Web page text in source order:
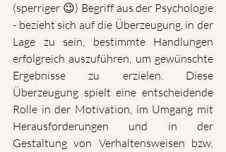
(sperriger 😉) Begriff aus der Psychologie
- bezieht sich auf die Überzeugung, in der
Lage zu sein, bestimmte Handlungen
erfolgreich auszuführen, um gewünschte
Ergebnisse zu erzielen. Diese
Überzeugung spielt eine entscheidende
Rolle in der Motivation, im Umgang mit
Herausforderungen und in der
Gestaltung von Verhaltensweisen bzw.